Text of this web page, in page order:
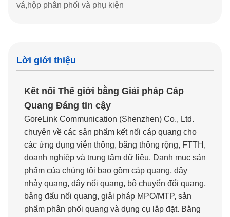
vá,hộp phân phối và phụ kiện
Lời giới thiệu
Kết nối Thế giới bằng Giải pháp Cáp
Quang Đáng tin cậy
GoreLink Communication (Shenzhen) Co., Ltd.
chuyên về các sản phẩm kết nối cáp quang cho
các ứng dụng viễn thông, băng thông rộng, FTTH,
doanh nghiệp và trung tâm dữ liệu. Danh mục sản
phẩm của chúng tôi bao gồm cáp quang, dây
nhảy quang, dây nối quang, bộ chuyển đổi quang,
bảng đấu nối quang, giải pháp MPO/MTP, sản
phẩm phân phối quang và dụng cụ lắp đặt. Bằng